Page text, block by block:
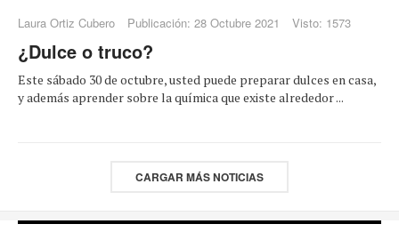
Laura Ortiz Cubero Publicación: 28 Octubre 2021 Visto: 1573
¿Dulce o truco?
Este sábado 30 de octubre, usted puede preparar dulces en casa,
y además aprender sobre la química que existe alrededor ...
CARGAR MÁS NOTICIAS